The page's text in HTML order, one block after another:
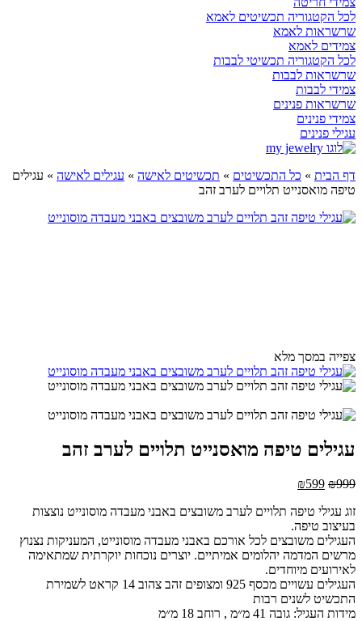
לכל הקטגוריה תכשיטים לאמא
שרשראות לאמא
צמידים לאמא
לכל הקטגוריה תכשיטי לבבות
שרשראות לבבות
צמידי לבבות
שרשראות פנינים
צמידי פנינים
עגילי פנינים
דף הבית » כל התכשיטים » תכשיטים לאישה » עגילים לאישה » עגילים
טיפה מואסנייט תלויים לערב זהב
Play
Video
צפייה במסך מלא
עגילים טיפה מואסנייט תלויים לערב זהב
₪999
המחיר
היה:
₪999.
₪599
הוא:
₪599.
זוג עגילי טיפה תלויים לערב משובצים באבני מעבדה מוסונייט נוצצות
בעיצוב טיפה.
העגילים משובצים לכל אורכם באבני מעבדה מוסונייט, המעניקות נצנוץ
מרשים המדמה יהלומים אמיתיים. יוצרים נוכחות יוקרתית שמתאימה
לאירועים מיוחדים.
העגילים עשויים מכסף 925 ומצופים זהב צהוב 14 קראט לשמירת
התכשיט לשנים רבות
מידות העגיל: גובה 41 מ״מ , רוחב 18 מ״מ